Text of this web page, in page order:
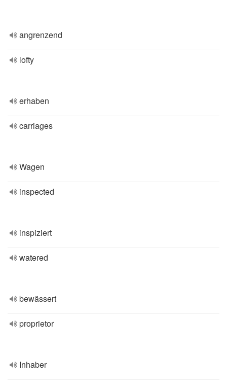
angrenzend
lofty
erhaben
carriages
Wagen
inspected
inspiziert
watered
bewässert
proprietor
Inhaber